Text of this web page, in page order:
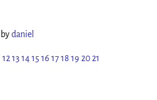
bydaniel
1213 1415 16 1718 19 2021